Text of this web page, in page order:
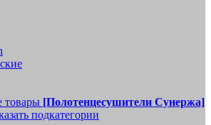
товары [Полотенцесушители Сунержа]
подкатегории